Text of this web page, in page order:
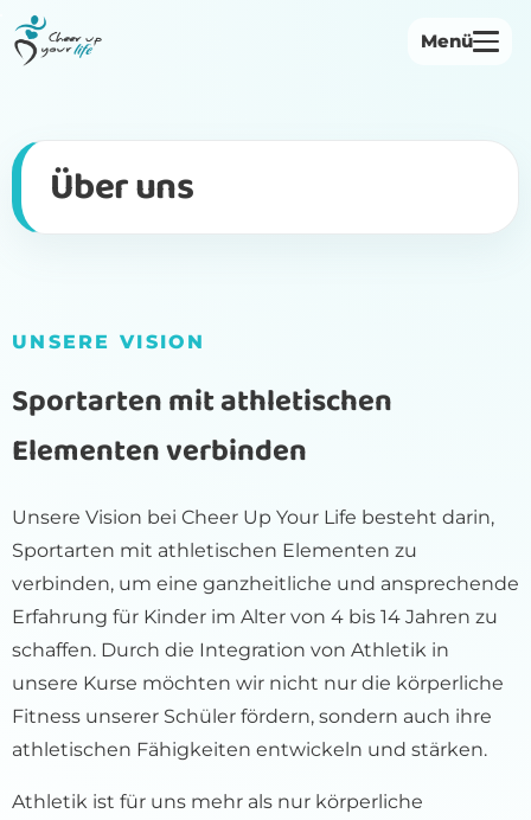
Menü
Über uns
Kontakt
Über uns
UNSERE VISION
Sportarten mit athletischen
Elementen verbinden
Unsere Vision bei Cheer Up Your Life besteht darin,
Sportarten mit athletischen Elementen zu
verbinden, um eine ganzheitliche und ansprechende
Erfahrung für Kinder im Alter von 4 bis 14 Jahren zu
schaffen. Durch die Integration von Athletik in
unsere Kurse möchten wir nicht nur die körperliche
Fitness unserer Schüler fördern, sondern auch ihre
athletischen Fähigkeiten entwickeln und stärken.
Athletik ist für uns mehr als nur körperliche